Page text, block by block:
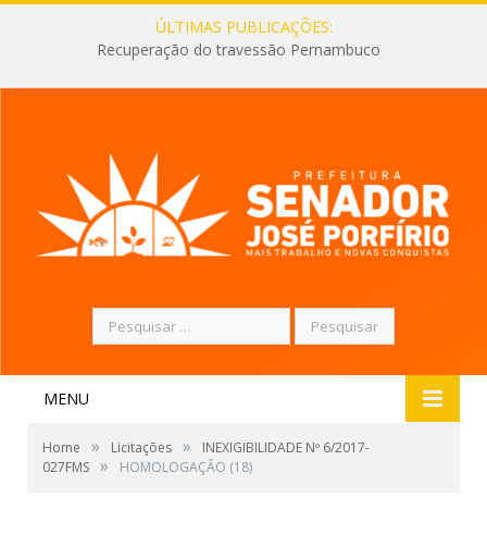
ÚLTIMAS PUBLICAÇÕES:
Recuperação do travessão Pernambuco
Pesquisar
por:
MENU
Home » Licitações »
INEXIGIBILIDADE Nº 6/2017-
027FMS » HOMOLOGAÇÃO (18)